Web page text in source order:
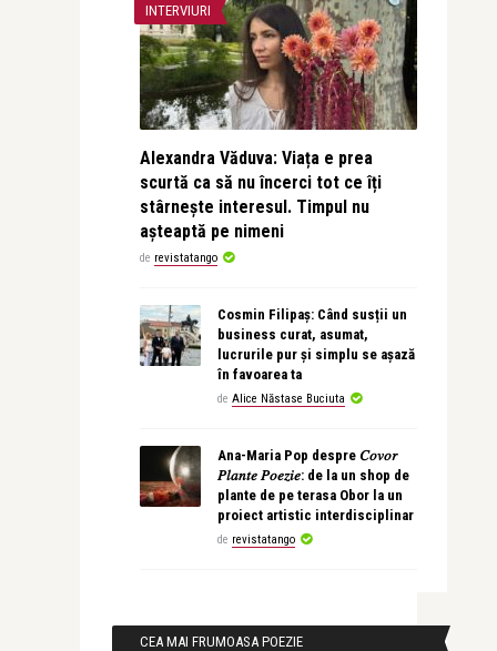
INTERVIURI
Alexandra Văduva: Viața e prea
scurtă ca să nu încerci tot ce îți
stârnește interesul. Timpul nu
așteaptă pe nimeni
de revistatango
Cosmin Filipaș: Când susții un
business curat, asumat,
lucrurile pur și simplu se așază
în favoarea ta
de Alice Năstase Buciuta
Ana-Maria Pop despre 𝐶𝑜𝑣𝑜𝑟
𝑃𝑙𝑎𝑛𝑡𝑒 𝑃𝑜𝑒𝑧𝑖𝑒: de la un shop de
plante de pe terasa Obor la un
proiect artistic interdisciplinar
de revistatango
CEA MAI FRUMOASA POEZIE